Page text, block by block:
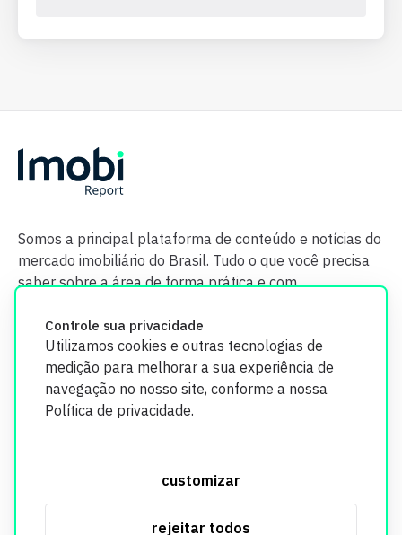
Controle sua privacidade
Utilizamos cookies e outras tecnologias de
medição para melhorar a sua experiência de
navegação no nosso site, conforme a nossa
Política de privacidade.
customizar
rejeitar todos
Somos a principal plataforma de conteúdo e notícias do
mercado imobiliário do Brasil. Tudo o que você precisa
saber sobre a área de forma prática e com
segurança. Todos os dados coletados em nosso site são
utilizados exclusivamente para fins de aprimoramento de
informações, consulte nossa Política de Privacidade.